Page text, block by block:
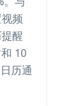
频
醒
10
历通